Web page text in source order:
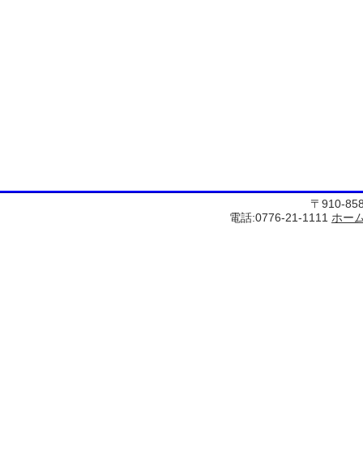
〒910-
電話:0776-21-1111 ホー